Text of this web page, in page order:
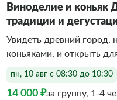
Виноделие и коньяк
традиции и
Увидеть древний город,
коньяками, и открыть
пн, 10 авг с 08:30 до 10:30
14 000 ₽за группу, 1-4